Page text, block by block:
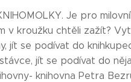
Je pro
v kroužku chtěli zažít?
jít se podívat do
jít se podívat do
knihovna Petra